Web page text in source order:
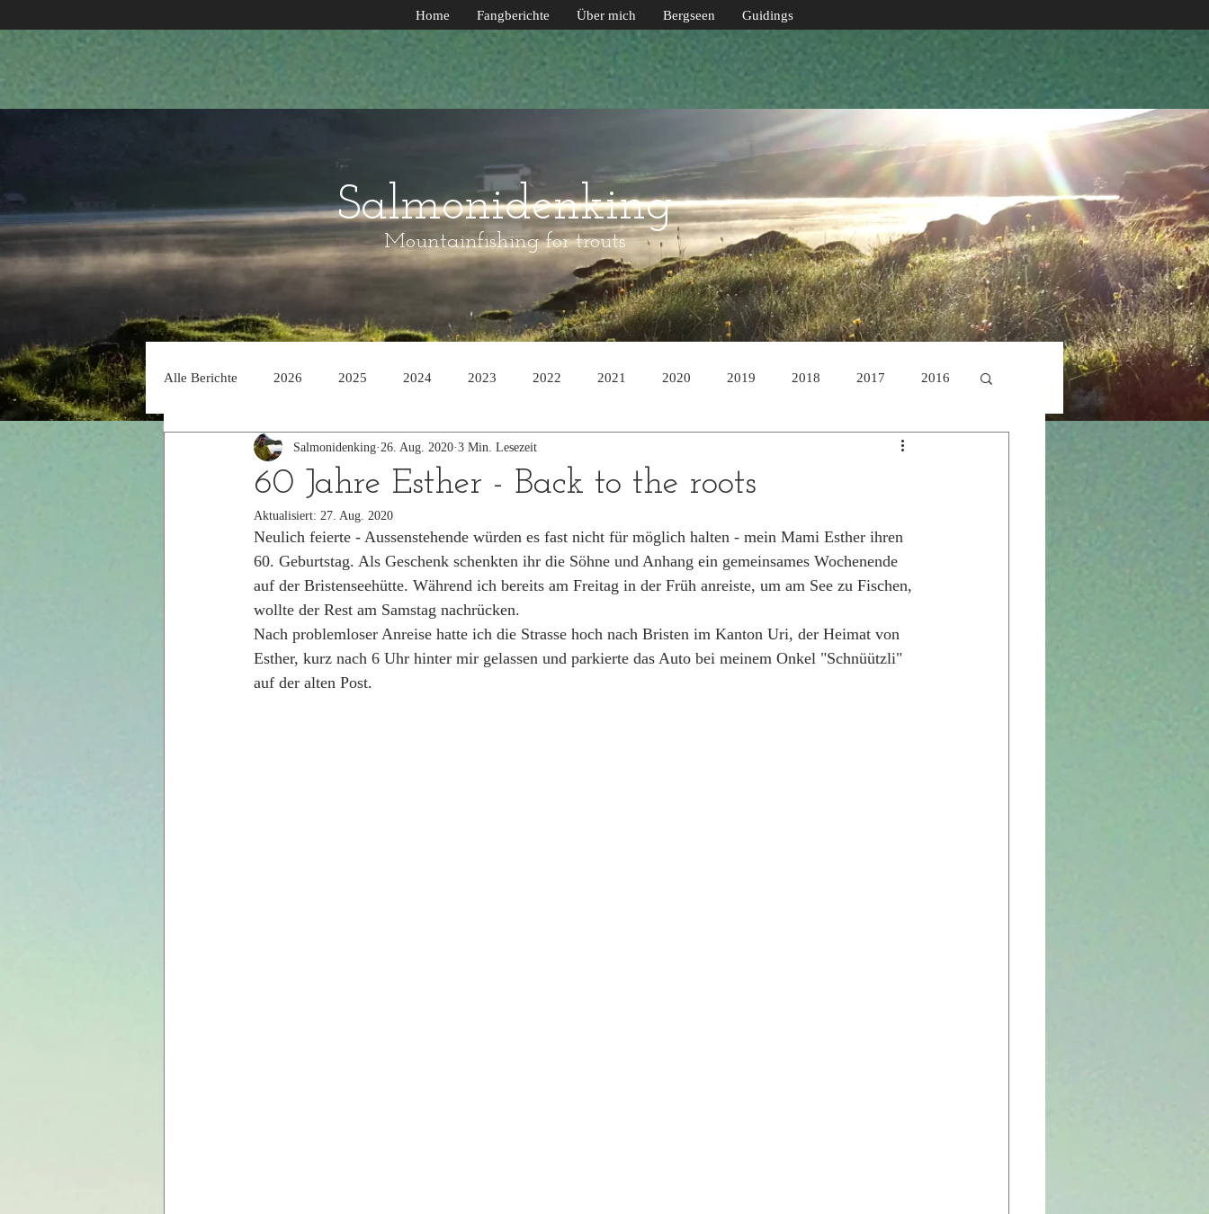
Home Fangberichte Über mich Bergseen Guidings
Salmonidenking
Mountainfishing for trouts
Alle Berichte 2026 2025 2024 2023 2022 2021 2020 2019 2018 2017 2016
2014
60 Jahre Esther - Back to the roots
Salmonidenking 26. Aug. 2020 3 Min. Lesezeit
Aktualisiert: 27. Aug. 2020
Neulich feierte - Aussenstehende würden es fast nicht für möglich halten - mein Mami Esther ihren
60. Geburtstag. Als Geschenk schenkten ihr die Söhne und Anhang ein gemeinsames Wochenende
auf der Bristenseehütte. Während ich bereits am Freitag in der Früh anreiste, um am See zu Fischen,
wollte der Rest am Samstag nachrücken.
Nach problemloser Anreise hatte ich die Strasse hoch nach Bristen im Kanton Uri, der Heimat von
Esther, kurz nach 6 Uhr hinter mir gelassen und parkierte das Auto bei meinem Onkel "Schnüützli"
auf der alten Post.